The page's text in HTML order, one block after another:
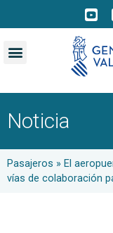
Noticia
Pasajeros » El
vías de colaboración